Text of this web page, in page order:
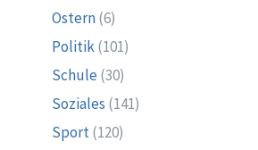
Ostern(6)
Politik(101)
Schule (30)
Soziales (141)
Sport(120)